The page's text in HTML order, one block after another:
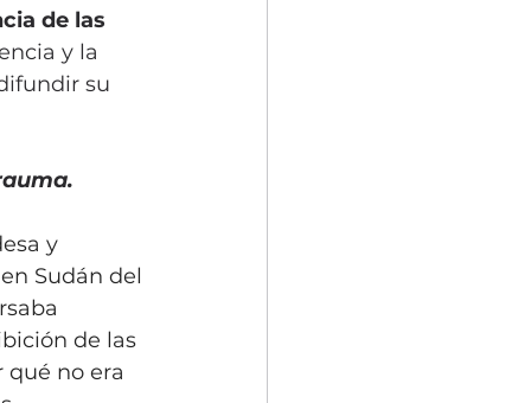
de las
y la
su
y
Sudán del
de las
qué no era